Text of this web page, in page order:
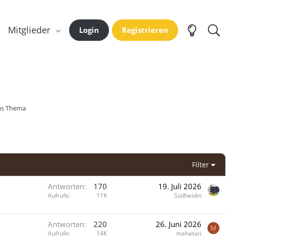
Mitglieder Login Registrieren
Thema
Filter
Antworten 170
Aufrufe 11K
19. Juli 2026
Südheidin
Antworten 220
Aufrufe 14K
26. Juni 2026
mahatari
M